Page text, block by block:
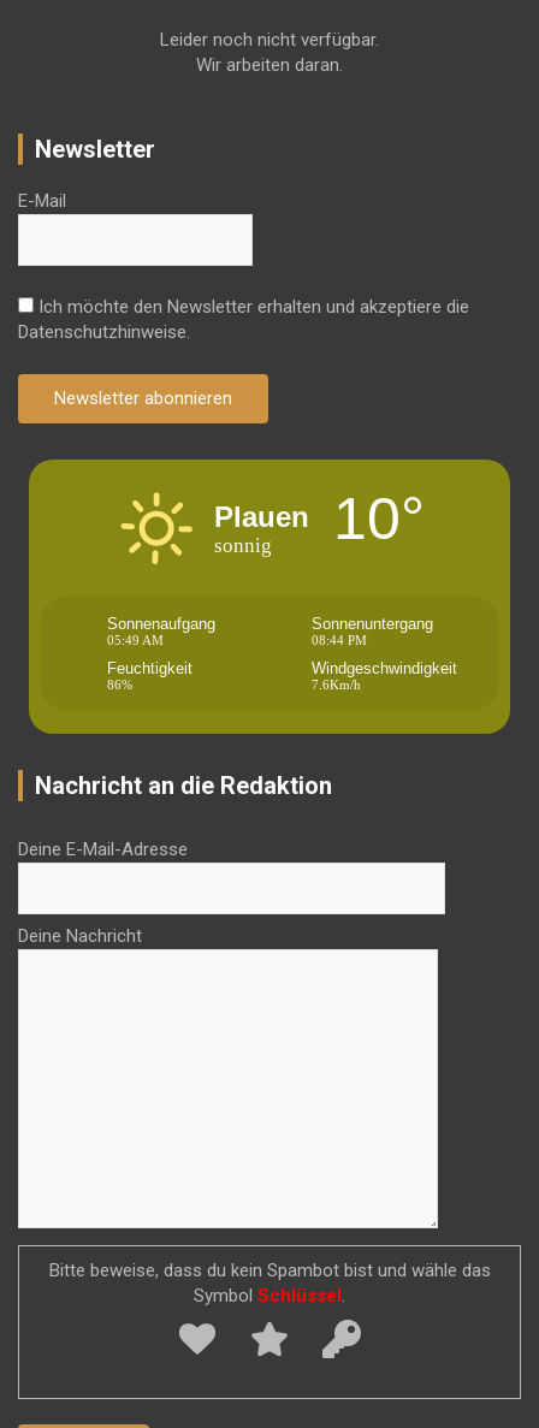
Leider noch nicht verfügbar.
Wir arbeiten daran.
Newsletter
E-Mail
Ich möchte den Newsletter erhalten und akzeptiere die
Datenschutzhinweise.
Newsletter abonnieren
Plauen
sonnig 10°
Sonnenaufgang
05:49 AM
Sonnenuntergang
08:44 PM
Feuchtigkeit
86%
Windgeschwindigkeit
7.6Km/h
Nachricht an die Redaktion
Deine E-Mail-Adresse
Deine Nachricht
Bitte beweise, dass du kein Spambot bist und wähle das
Symbol Schlüssel .